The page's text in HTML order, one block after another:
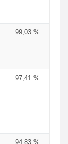
99,03 %
97,41 %
94,83 %